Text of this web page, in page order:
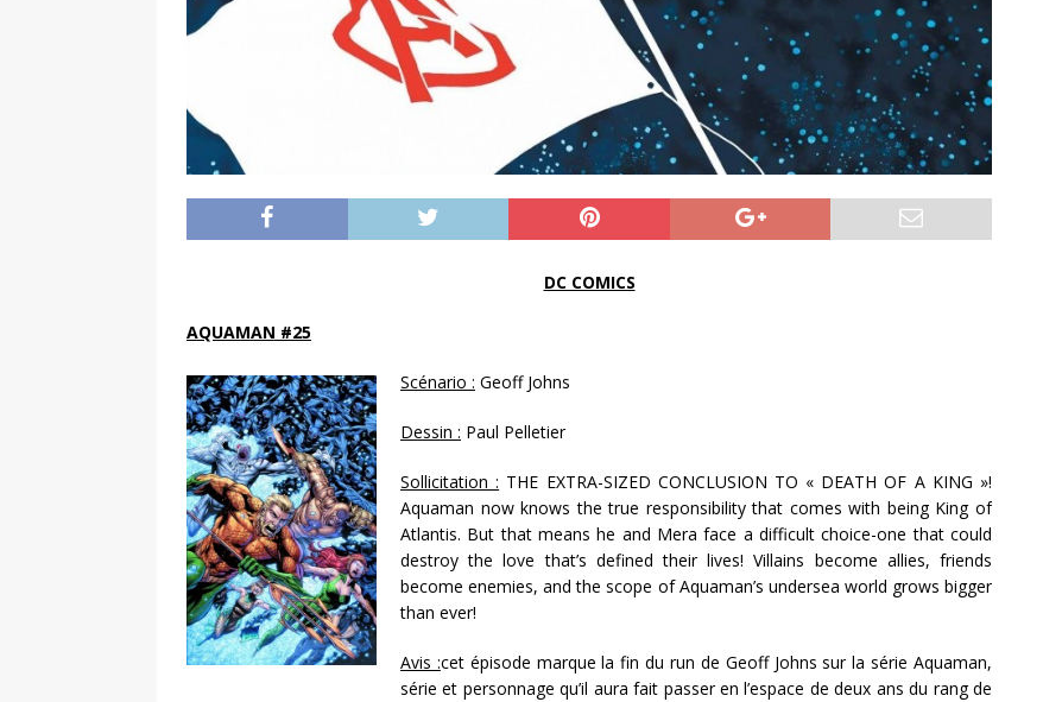
DC COMICS
AQUAMAN #25
Scénario : Geoff Johns
Dessin : Paul Pelletier
Sollicitation : THE EXTRA-SIZED CONCLUSION TO « DEATH OF A KING »!
Aquaman now knows the true responsibility that comes with being King of
Atlantis. But that means he and Mera face a difficult choice-one that could
destroy the love that’s defined their lives! Villains become allies, friends
become enemies, and the scope of Aquaman’s undersea world grows bigger
than ever!
Avis :cet épisode marque la fin du run de Geoff Johns sur la série Aquaman,
série et personnage qu’il aura fait passer en l’espace de deux ans du rang de